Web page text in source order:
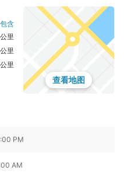
含
里
里
里
查看地图
PM
AM